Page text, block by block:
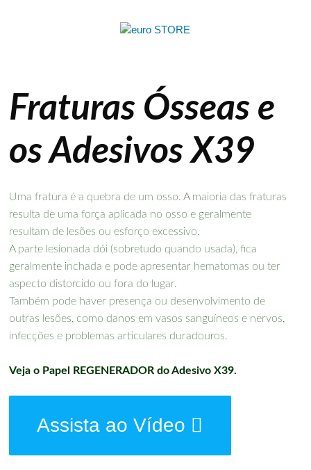
Fraturas Ósseas e
os Adesivos X39
Uma fratura é a quebra de um osso. A maioria das fraturas
resulta de uma força aplicada no osso e geralmente
resultam de lesões ou esforço excessivo.
A parte lesionada dói (sobretudo quando usada), fica
geralmente inchada e pode apresentar hematomas ou ter
aspecto distorcido ou fora do lugar.
Também pode haver presença ou desenvolvimento de
outras lesões, como danos em vasos sanguíneos e nervos,
infecções e problemas articulares duradouros.
Veja o Papel REGENERADOR do Adesivo X39.
Assista ao Vídeo